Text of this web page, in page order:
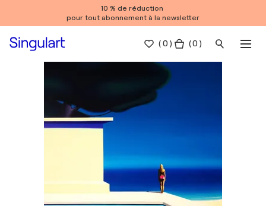
10 % de réduction
pour tout abonnement à la newsletter
(0 ) ( 0 )